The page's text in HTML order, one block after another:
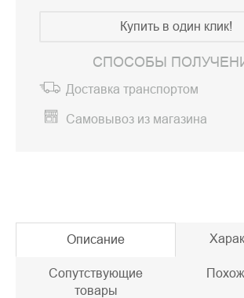
Купить в один клик!
СПОСОБЫ
Доставка транспортом
Самовывоз из магазина
Описание
Сопутствующие
товары